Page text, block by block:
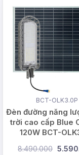
Tấm năng
BCT-OLK3.0P
Đèn đường năng
trời cao cấp Blue
120W BCT-
8.490.000